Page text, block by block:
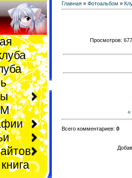
Главная » Фотоальбом »
Просмотров:
«
Всего комментариев: 0